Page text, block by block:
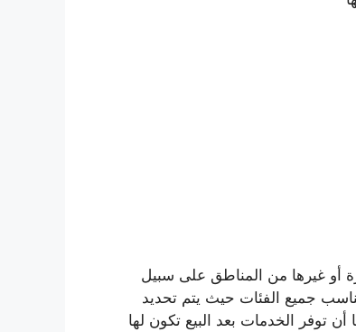
أو غيرها من المناطق على سبيل
جميع الفئات حيث يتم تحديد
توفر الخدمات بعد البيع تكون لها